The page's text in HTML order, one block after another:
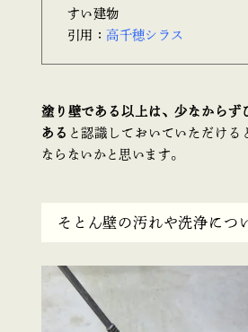
すい建物
引用： 高千穂シラス
塗り壁である以上は、少なからず
ある と認識しておいていただける
ならないかと思います。
そとん壁の汚れや洗浄につ